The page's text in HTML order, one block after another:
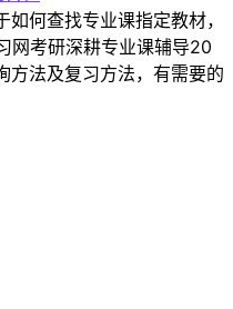
何查找专业课指定教材，
网考研深耕专业课辅导20
方法及复习方法，有需要的